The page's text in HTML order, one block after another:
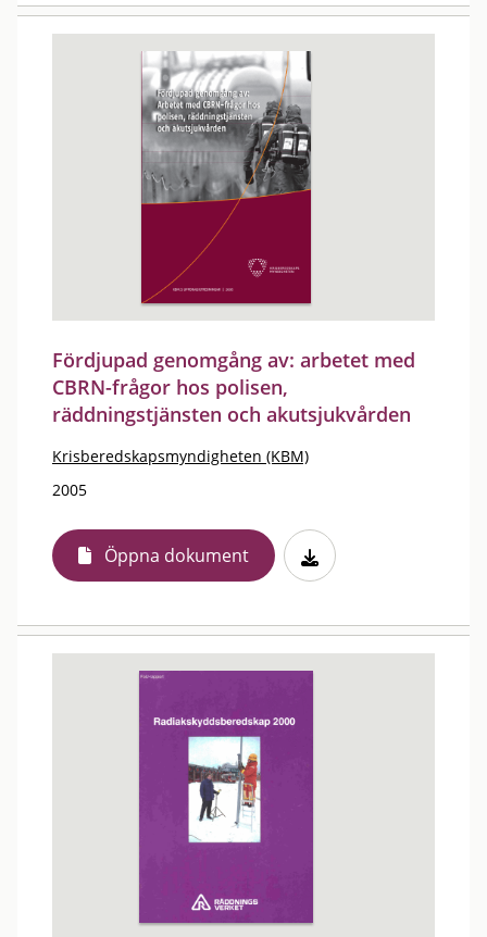
Fördjupad genomgång av: arbetet med
CBRN-frågor hos polisen,
räddningstjänsten och akutsjukvården
Krisberedskapsmyndigheten (KBM)
2005
Öppna dokument